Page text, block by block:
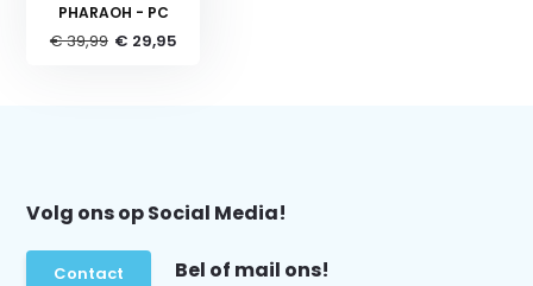
PHARAOH - PC
€ 39,99 € 29,95
Volg ons op Social Media!
Contact Bel of mail ons!